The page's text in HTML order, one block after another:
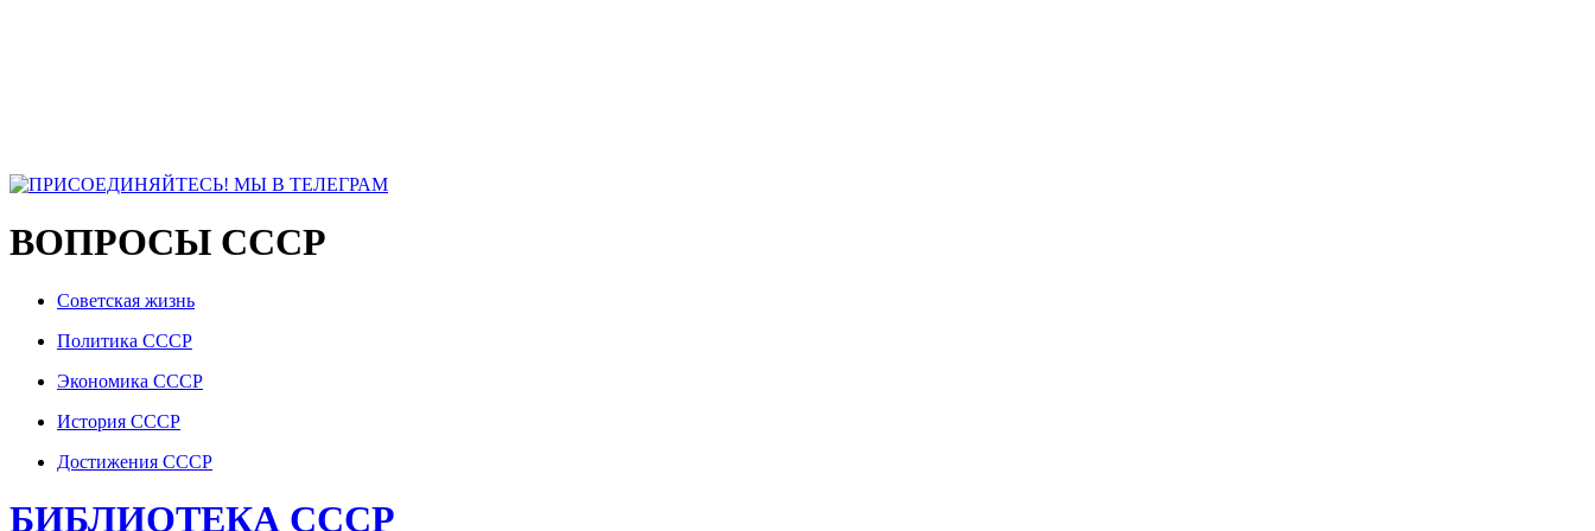
ВОПРОСЫ СССР
Советская жизнь
Политика СССР
Экономика СССР
История СССР
Достижения СССР
БИБЛИОТЕКА СССР